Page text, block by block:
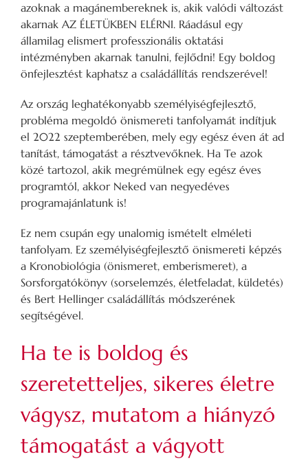
azoknak a magánembereknek is, akik valódi változást
akarnak AZ ÉLETÜKBEN ELÉRNI. Ráadásul egy
államilag elismert professzionális oktatási
intézményben akarnak tanulni, fejlődni! Egy boldog
önfejlesztést kaphatsz a családállítás rendszerével!
Az ország leghatékonyabb személyiségfejlesztő,
probléma megoldó önismereti tanfolyamát indítjuk
el 2022 szeptemberében, mely egy egész éven át ad
tanítást, támogatást a résztvevőknek. Ha Te azok
közé tartozol, akik megrémülnek egy egész éves
programtól, akkor Neked van negyedéves
programajánlatunk is!
Ez nem csupán egy unalomig ismételt elméleti
tanfolyam. Ez személyiségfejlesztő önismereti képzés
a Kronobiológia (önismeret, emberismeret), a
Sorsforgatókönyv (sorselemzés, életfeladat, küldetés)
és Bert Hellinger családállítás módszerének
segítségével.
Ha te is boldog és
szeretetteljes, sikeres életre
vágysz, mutatom a hiányzó
támogatást a vágyott